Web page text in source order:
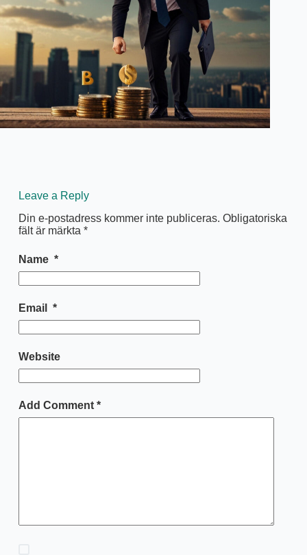
Leave a Reply
Din e-postadress kommer inte publiceras. Obligatoriska
fält är märkta *
Name *
Email *
Website
Add Comment*